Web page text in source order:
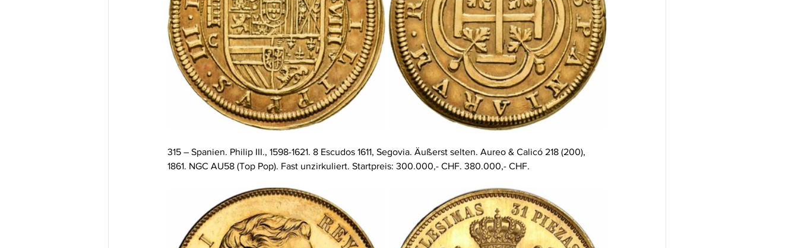
315 – Spanien. Philip III., 1598-1621. 8 Escudos 1611, Segovia. Äußerst selten. Aureo & Calicó 218 (200),
1861. NGC AU58 (Top Pop). Fast unzirkuliert. Startpreis: 300.000,- CHF. 380.000,- CHF.